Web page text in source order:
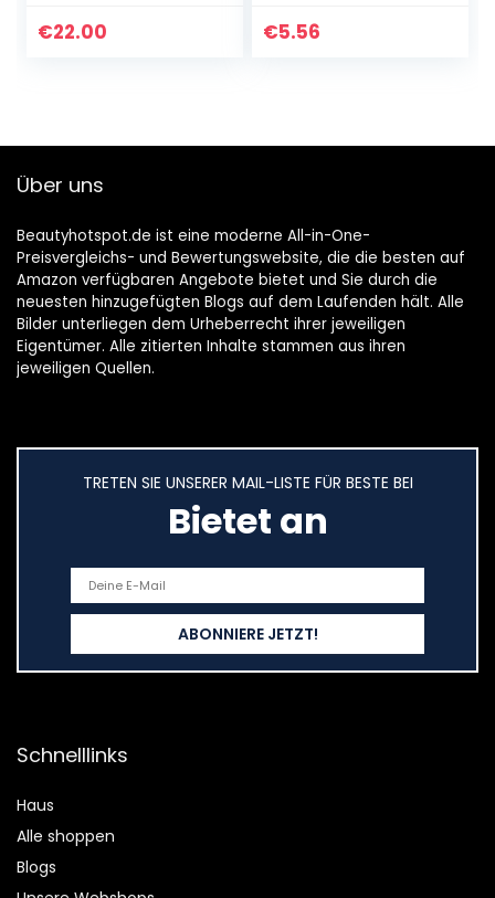
– gegen Pickel,
€22.00
unreiner Haut,
€5.56
Über uns
Beautyhotspot.de ist eine moderne All-in-One-
Preisvergleichs- und Bewertungswebsite, die die besten auf
Amazon verfügbaren Angebote bietet und Sie durch die
neuesten hinzugefügten Blogs auf dem Laufenden hält. Alle
Bilder unterliegen dem Urheberrecht ihrer jeweiligen
Eigentümer. Alle zitierten Inhalte stammen aus ihren
jeweiligen Quellen.
TRETEN SIE UNSERER MAIL-LISTE FÜR BESTE BEI
Bietet an
Schnelllinks
Haus
Alle shoppen
Blogs